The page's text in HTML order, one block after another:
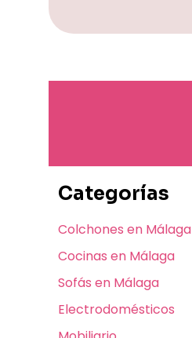
Categorías
Colchones en Málaga
Cocinas en Málaga
Sofás en Málaga
Electrodomésticos